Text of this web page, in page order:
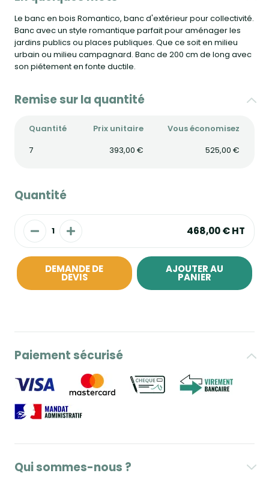
Le banc en bois Romantico, banc d'extérieur pour collectivité.
Banc avec un style romantique parfait pour aménager les
jardins publics ou places publiques. Que ce soit en milieu
urbain ou milieu campagnard. Banc de 200 cm de long avec
son piétement en fonte ductile.
Remise sur la quantité
Quantité Prix unitaire
Vous économisez
7
393,00 € 525,00 €
Quantité
468,00 €HT
DEMANDE DE
DEVIS
AJOUTER AU
PANIER
Paiement sécurisé
Qui sommes-nous ?